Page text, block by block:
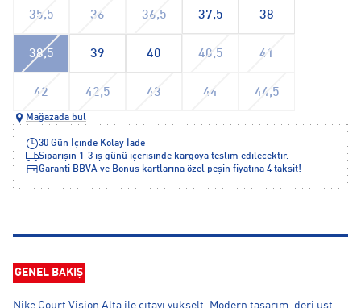
35,5 36 36,5 37,5 38
38,5 39 40 40,5 41
42 42,5 43 44 44,5
Mağazada bul
30 Gün İçinde Kolay İade
Siparişin 1-3 iş günü içerisinde kargoya teslim edilecektir.
Garanti BBVA ve Bonus kartlarına özel peşin fiyatına 4 taksit!
GENEL BAKIŞ
Nike Court Vision Alta ile çıtayı yükselt. Modern tasarım, deri üst